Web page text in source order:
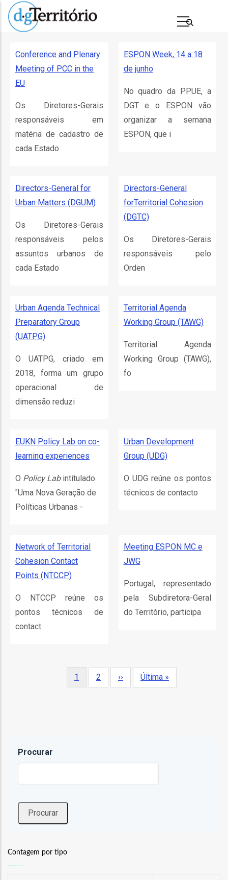
Passar
para
conteúdo
principal
Conference and Plenary
Meeting of PCC in the
EU
Os Diretores-Gerais
responsáveis em
matéria de cadastro de
cada Estado
ESPON Week, 14 a 18
de junho
No quadro da PPUE, a
DGT e o ESPON vão
organizar a semana
ESPON, que i
Directors-General for
Urban Matters (DGUM)
Os Diretores-Gerais
responsáveis pelos
assuntos urbanos de
cada Estado
Directors-General
forTerritorial Cohesion
(DGTC)
Os Diretores-Gerais
responsáveis pelo
Orden
Urban Agenda Technical
Preparatory Group
(UATPG)
O UATPG, criado em
2018, forma um grupo
operacional de
dimensão reduzi
Territorial Agenda
Working Group (TAWG)
Territorial Agenda
Working Group (TAWG),
fo
EUKN Policy Lab on co-
learning experiences
O Policy Labintitulado
"Uma Nova Geração de
Políticas Urbanas -
Urban Development
Group (UDG)
O UDG reúne os pontos
técnicos de contacto
Network of Territorial
Cohesion Contact
Points (NTCCP)
O NTCCP reúne os
pontos técnicos de
contact
Meeting ESPON MC e
JWG
Portugal, representado
pela Subdiretora-Geral
do Território, participa
Página
1 Página
2
Próxima
››
Última
Última »
Procurar
Contagem por tipo